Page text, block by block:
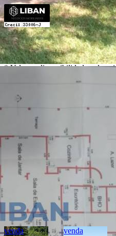
Importante
* Valores, disponibilidade e
Portal Casa Bauru
realizam qualquer intermediação
Todas as informações e imagens
anúncio publicitário e foram
Negócios Imobiliários.
Portal Casa Bauru
não tem
destas informações.
Móveis e demais objetos exibidos
oferta. Contate o anunciante para
condições detalhadas para
Imóveis Similares
venda
venda